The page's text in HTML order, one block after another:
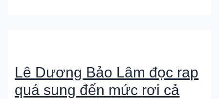
Lê Dương Bảo Lâm đọc rap
quá sung đến mức rơi cả